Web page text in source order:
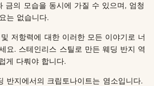
금의 모습을 동시에 가질 수 있으며, 엄청
는 없습니다.
저항력에 대한 이러한 모든 이야기로 너
요. 스테인리스 스틸로 만든 웨딩 반지 역
게 다뤄야 합니다.
반지에서의 크립토나이트는 염소입니다.